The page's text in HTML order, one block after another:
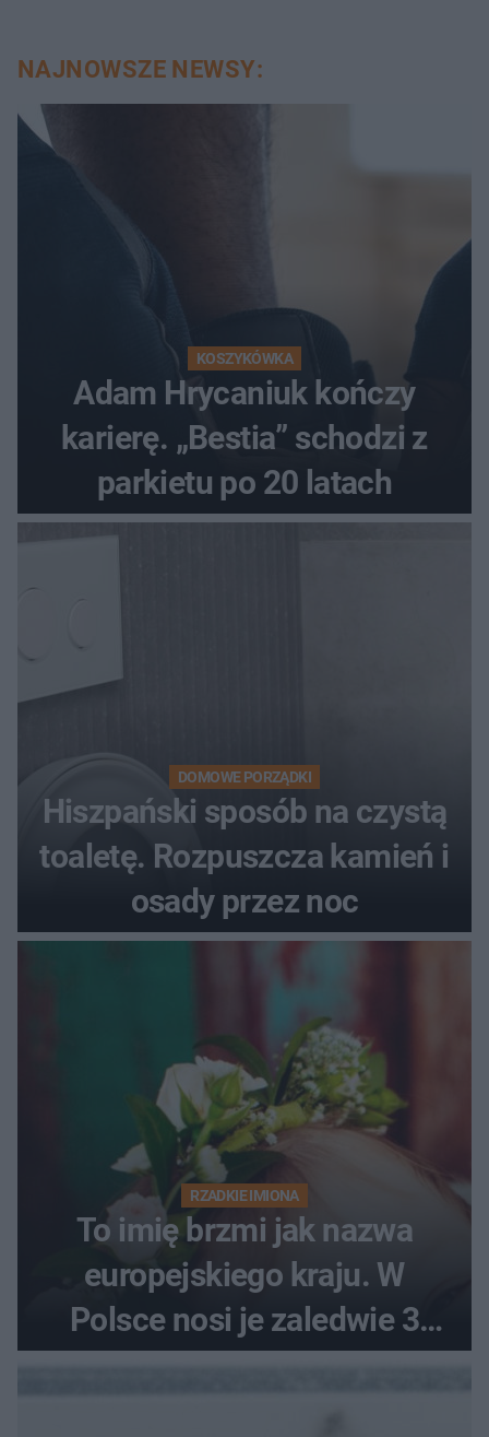
NAJNOWSZE NEWSY:
KOSZYKÓWKA
Adam Hrycaniuk kończy
karierę. „Bestia” schodzi z
parkietu po 20 latach
DOMOWE PORZĄDKI
Hiszpański sposób na czystą
toaletę. Rozpuszcza kamień i
osady przez noc
RZADKIE IMIONA
To imię brzmi jak nazwa
europejskiego kraju. W
Polsce nosi je zaledwie 3
kobiety